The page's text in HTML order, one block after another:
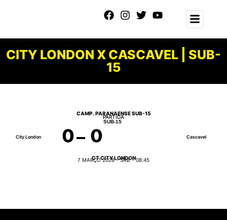
CITY LONDON X CASCAVEL | SUB-
15
PARTIDA
CAMP. PARANAENSE SUB-15
City London 0
SUB-15
0 Cascavel
7 MARÇO 2026 - SÁB - 08:45
CT CITY LONDON